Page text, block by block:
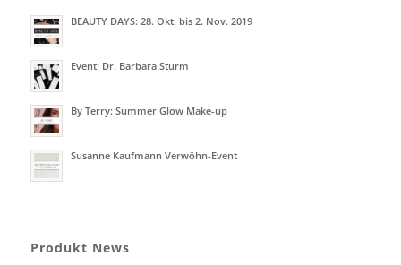
BEAUTY DAYS: 28. Okt. bis 2. Nov. 2019
Event: Dr. Barbara Sturm
By Terry: Summer Glow Make-up
Susanne Kaufmann Verwöhn-Event
Produkt News